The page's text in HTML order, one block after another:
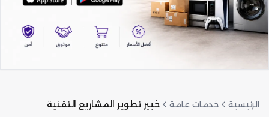
الرئيسية خدمات عامة خبير تطوير المشاريع التقنية